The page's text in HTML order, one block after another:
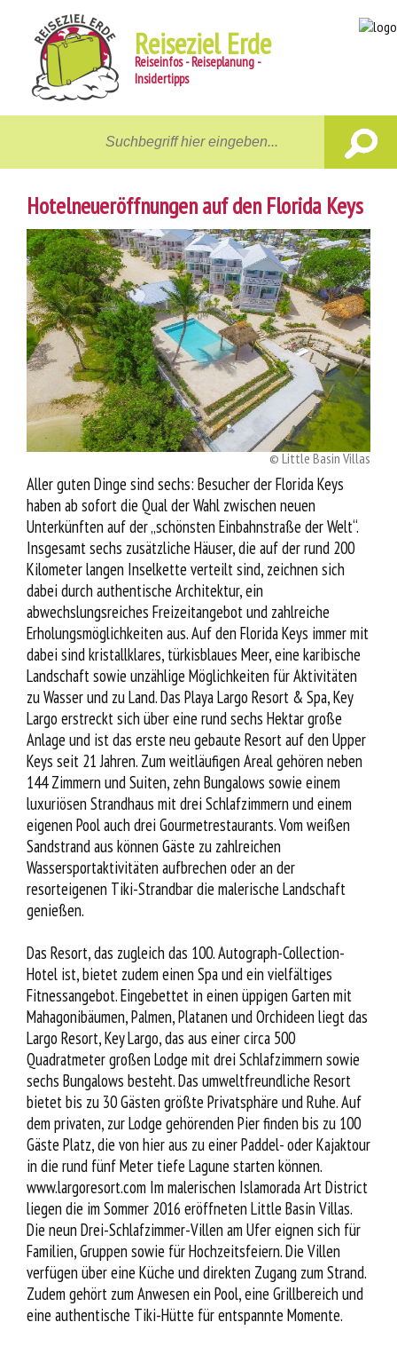
Reiseziel Erde
Reiseinfos - Reiseplanung -
Insidertipps
Unterwegs
Gastgeber
Aktiv
News
Reiseberichte
Service
Hotelneueröffnungen auf den Florida Keys
© Little Basin Villas
Aller guten Dinge sind sechs: Besucher der Florida Keys
haben ab sofort die Qual der Wahl zwischen neuen
Unterkünften auf der „schönsten Einbahnstraße der Welt“.
Insgesamt sechs zusätzliche Häuser, die auf der rund 200
Kilometer langen Inselkette verteilt sind, zeichnen sich
dabei durch authentische Architektur, ein
abwechslungsreiches Freizeitangebot und zahlreiche
Erholungsmöglichkeiten aus. Auf den Florida Keys immer mit
dabei sind kristallklares, türkisblaues Meer, eine karibische
Landschaft sowie unzählige Möglichkeiten für Aktivitäten
zu Wasser und zu Land. Das Playa Largo Resort & Spa, Key
Largo erstreckt sich über eine rund sechs Hektar große
Anlage und ist das erste neu gebaute Resort auf den Upper
Keys seit 21 Jahren. Zum weitläufigen Areal gehören neben
144 Zimmern und Suiten, zehn Bungalows sowie einem
luxuriösen Strandhaus mit drei Schlafzimmern und einem
eigenen Pool auch drei Gourmetrestaurants. Vom weißen
Sandstrand aus können Gäste zu zahlreichen
Wassersportaktivitäten aufbrechen oder an der
resorteigenen Tiki-Strandbar die malerische Landschaft
genießen.
Das Resort, das zugleich das 100. Autograph-Collection-
Hotel ist, bietet zudem einen Spa und ein vielfältiges
Fitnessangebot. Eingebettet in einen üppigen Garten mit
Mahagonibäumen, Palmen, Platanen und Orchideen liegt das
Largo Resort, Key Largo, das aus einer circa 500
Quadratmeter großen Lodge mit drei Schlafzimmern sowie
sechs Bungalows besteht. Das umweltfreundliche Resort
bietet bis zu 30 Gästen größte Privatsphäre und Ruhe. Auf
dem privaten, zur Lodge gehörenden Pier finden bis zu 100
Gäste Platz, die von hier aus zu einer Paddel- oder Kajaktour
in die rund fünf Meter tiefe Lagune starten können.
www.largoresort.com Im malerischen Islamorada Art District
liegen die im Sommer 2016 eröffneten Little Basin Villas.
Die neun Drei-Schlafzimmer-Villen am Ufer eignen sich für
Familien, Gruppen sowie für Hochzeitsfeiern. Die Villen
verfügen über eine Küche und direkten Zugang zum Strand.
Zudem gehört zum Anwesen ein Pool, eine Grillbereich und
eine authentische Tiki-Hütte für entspannte Momente.